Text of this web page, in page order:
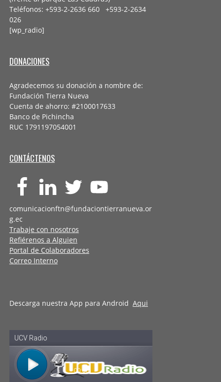
Teléfonos: +593-2-2636 660 +593-2-2634
026
[wp_radio]
DONACIONES
Agradecemos su donación a nombre de:
Fundación Tierra Nueva
Cuenta de ahorro: #2100017633
Banco de Pichincha
RUC 1791197054001
CONTÁCTENOS
comunicacionftn@fundaciontierranueva.or
g.ec
Trabaje con nosotros
Refiérenos a Alguien
Portal de Colaboradores
Correo Interno
Descarga nuestra App para Android Aqui